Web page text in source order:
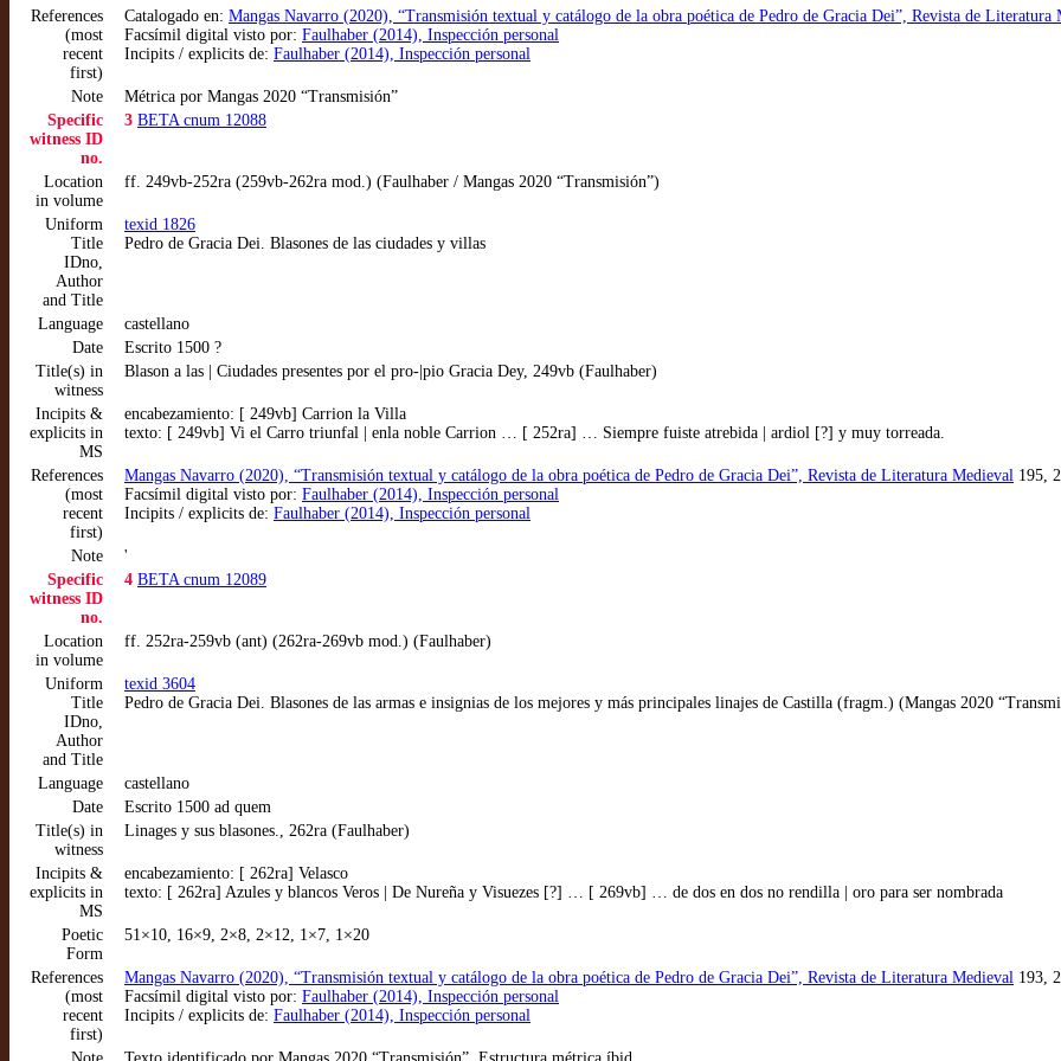
References
(most
recent
first)
Catalogado en: Mangas Navarro (2020), “Transmisión textual y catálogo de la obra poética de Pedro de Gracia Dei”, Revista de Literatura
Facsímil digital visto por: Faulhaber (2014), Inspección personal
Incipits / explicits de: Faulhaber (2014), Inspección personal
Note
Métrica por Mangas 2020 “Transmisión”
Specific
witness ID
no.
3 BETA cnum 12088
Location
in volume
ff. 249vb-252ra (259vb-262ra mod.) (Faulhaber / Mangas 2020 “Transmisión”)
Uniform
Title
IDno,
Author
and Title
texid 1826
Pedro de Gracia Dei. Blasones de las ciudades y villas
Language
castellano
Date
Escrito 1500 ?
Title(s) in
witness
Blason a las | Ciudades presentes por el pro-|pio Gracia Dey, 249vb (Faulhaber)
Incipits &
explicits in
MS
encabezamiento: [ 249vb] Carrion la Villa
texto: [ 249vb] Vi el Carro triunfal | enla noble Carrion … [ 252ra] … Siempre fuiste atrebida | ardiol [?] y muy torreada.
References
(most
recent
first)
Mangas Navarro (2020), “Transmisión textual y catálogo de la obra poética de Pedro de Gracia Dei”, Revista de Literatura Medieval 195,
Facsímil digital visto por: Faulhaber (2014), Inspección personal
Incipits / explicits de: Faulhaber (2014), Inspección personal
Note
'
Specific
witness ID
no.
4 BETA cnum 12089
Location
in volume
ff. 252ra-259vb (ant) (262ra-269vb mod.) (Faulhaber)
Uniform
Title
IDno,
Author
and Title
texid 3604
Pedro de Gracia Dei. Blasones de las armas e insignias de los mejores y más principales linajes de Castilla (fragm.) (Mangas 2020
Language
castellano
Date
Escrito 1500 ad quem
Title(s) in
witness
Linages y sus blasones., 262ra (Faulhaber)
Incipits &
explicits in
MS
encabezamiento: [ 262ra] Velasco
texto: [ 262ra] Azules y blancos Veros | De Nureña y Visuezes [?] … [ 269vb] … de dos en dos no rendilla | oro para ser nombrada
Poetic
Form
51×10, 16×9, 2×8, 2×12, 1×7, 1×20
References
(most
recent
first)
Mangas Navarro (2020), “Transmisión textual y catálogo de la obra poética de Pedro de Gracia Dei”, Revista de Literatura Medieval 193,
Facsímil digital visto por: Faulhaber (2014), Inspección personal
Incipits / explicits de: Faulhaber (2014), Inspección personal